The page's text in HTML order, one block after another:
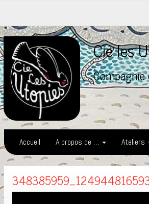
Cie les
Accueil A propos de … Ateliers